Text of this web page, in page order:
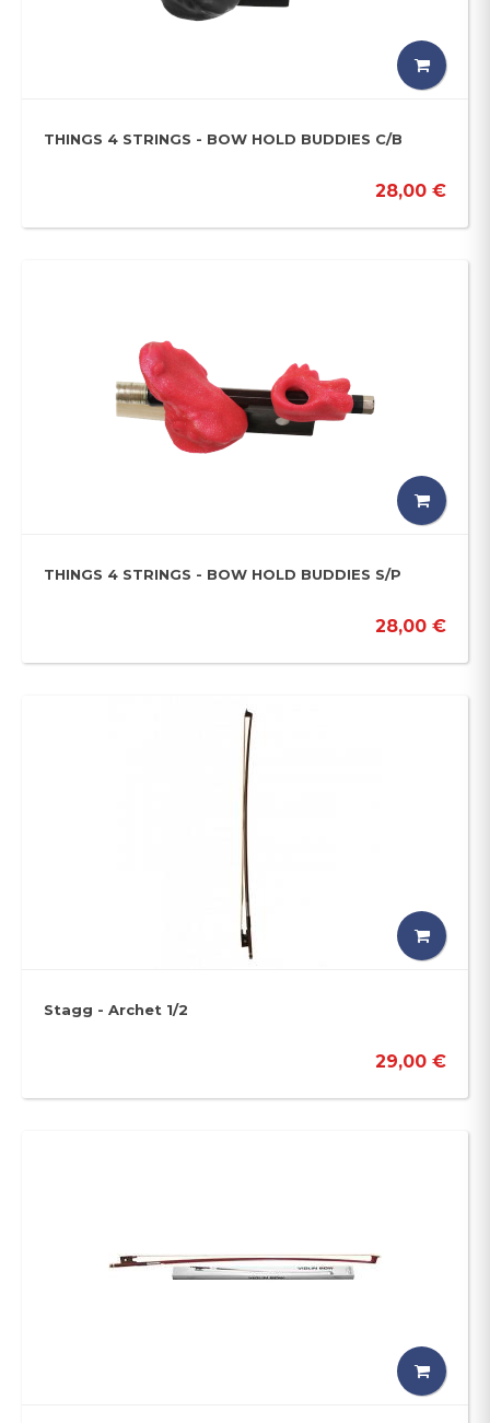
THINGS 4 STRINGS - BOW HOLD BUDDIES C/B
28,00 €
THINGS 4 STRINGS - BOW HOLD BUDDIES S/P
28,00 €
Stagg - Archet 1/2
29,00 €